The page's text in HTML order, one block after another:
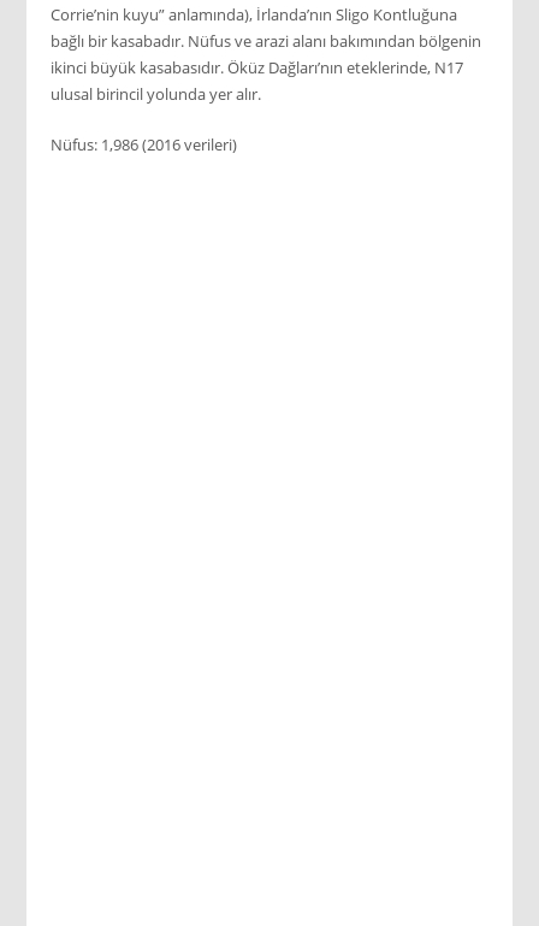
Corrie’nin kuyu” anlamında), İrlanda’nın Sligo Kontluğuna
bağlı bir kasabadır. Nüfus ve arazi alanı bakımından bölgenin
ikinci büyük kasabasıdır. Öküz Dağları’nın eteklerinde, N17
ulusal birincil yolunda yer alır.
Nüfus: 1,986 (2016 verileri)